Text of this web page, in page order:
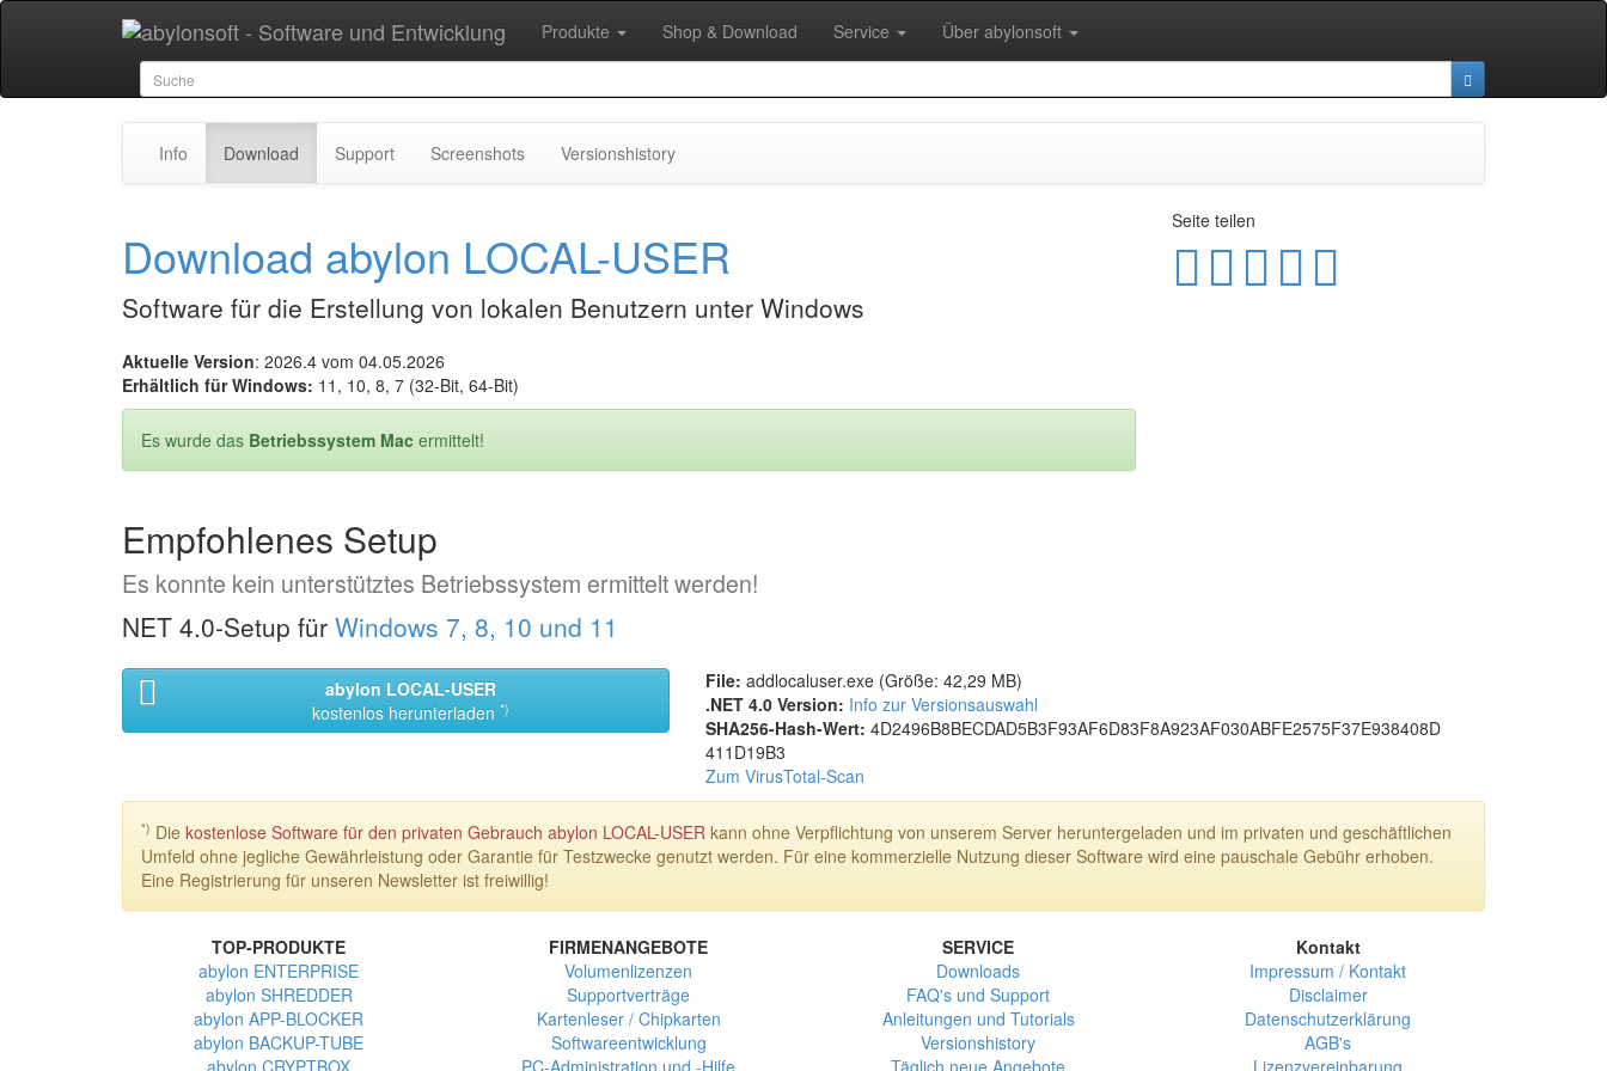
Produkte Shop & Download Service Über abylonsoft
Info Download Support Screenshots Versionshistory
Download abylon LOCAL-USER
Software für die Erstellung von lokalen Benutzern unter Windows
Aktuelle Version: 2026.4 vom 04.05.2026
Erhältlich für Windows: 11, 10, 8, 7 (32-Bit, 64-Bit)
Es wurde das Betriebssystem Mac ermittelt!
Seite teilen
Empfohlenes Setup
Es konnte kein unterstütztes Betriebssystem ermittelt werden!
NET 4.0-Setup für Windows 7, 8, 10 und 11
abylon LOCAL-USER
kostenlos herunterladen *)
File: addlocaluser.exe (Größe: 42,29 MB)
.NET 4.0 Version: Info zur Versionsauswahl
SHA256-Hash-Wert: 4D2496B8BECDAD5B3F93AF6D83F8A923AF030ABFE2575F37E938408D
411D19B3
Zum VirusTotal-Scan
*) Die kostenlose Software für den privaten Gebrauch abylon LOCAL-USER kann ohne Verpflichtung von unserem Server heruntergeladen und im privaten und geschäftlichen
Umfeld ohne jegliche Gewährleistung oder Garantie für Testzwecke genutzt werden. Für eine kommerzielle Nutzung dieser Software wird eine pauschale Gebühr erhoben.
Eine Registrierung für unseren Newsletter ist freiwillig!
TOP-PRODUKTE
abylon ENTERPRISE
abylon SHREDDER
abylon APP-BLOCKER
abylon BACKUP-TUBE
abylon CRYPTBOX
FIRMENANGEBOTE
Volumenlizenzen
Supportverträge
Kartenleser / Chipkarten
Softwareentwicklung
PC-Administration und -Hilfe
SERVICE
Downloads
FAQ's und Support
Anleitungen und Tutorials
Versionshistory
Täglich neue Angebote
Kontakt
Impressum / Kontakt
Disclaimer
Datenschutzerklärung
AGB's
Lizenzvereinbarung